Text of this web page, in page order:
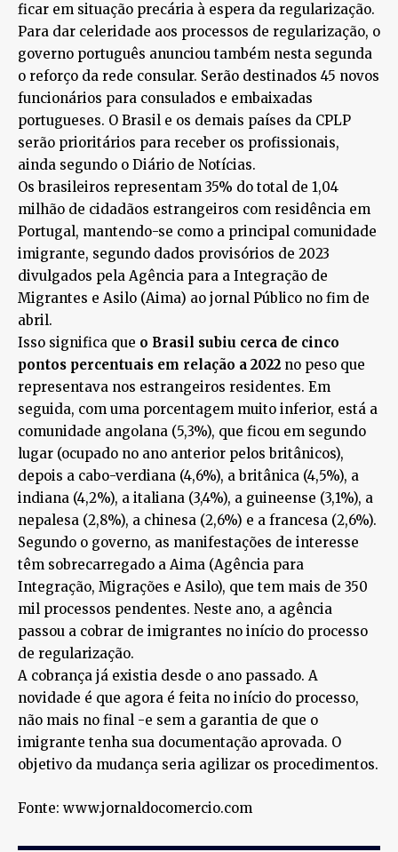
ficar em situação precária à espera da regularização.
Para dar celeridade aos processos de regularização, o
governo português anunciou também nesta segunda
o reforço da rede consular. Serão destinados 45 novos
funcionários para consulados e embaixadas
portugueses. O Brasil e os demais países da CPLP
serão prioritários para receber os profissionais,
ainda segundo o Diário de Notícias.
Os brasileiros representam 35% do total de 1,04
milhão de cidadãos estrangeiros com residência em
Portugal, mantendo-se como a principal comunidade
imigrante, segundo dados provisórios de 2023
divulgados pela Agência para a Integração de
Migrantes e Asilo (Aima) ao jornal Público no fim de
abril.
Isso significa que o Brasil subiu cerca de cinco
pontos percentuais em relação a 2022 no peso que
representava nos estrangeiros residentes. Em
seguida, com uma porcentagem muito inferior, está a
comunidade angolana (5,3%), que ficou em segundo
lugar (ocupado no ano anterior pelos britânicos),
depois a cabo-verdiana (4,6%), a britânica (4,5%), a
indiana (4,2%), a italiana (3,4%), a guineense (3,1%), a
nepalesa (2,8%), a chinesa (2,6%) e a francesa (2,6%).
Segundo o governo, as manifestações de interesse
têm sobrecarregado a Aima (Agência para
Integração, Migrações e Asilo), que tem mais de 350
mil processos pendentes. Neste ano, a agência
passou a cobrar de imigrantes no início do processo
de regularização.
A cobrança já existia desde o ano passado. A
novidade é que agora é feita no início do processo,
não mais no final -e sem a garantia de que o
imigrante tenha sua documentação aprovada. O
objetivo da mudança seria agilizar os procedimentos.
Fonte: www.jornaldocomercio.com